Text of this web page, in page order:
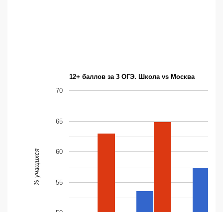
12+ баллов за 3 ОГЭ. Школа vs Москва
55
60
65
70
% учащихся